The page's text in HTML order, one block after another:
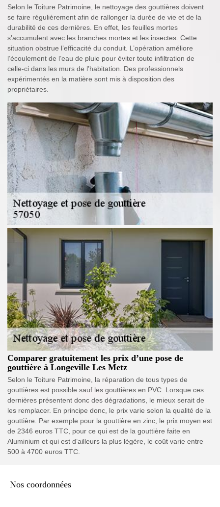
Selon le Toiture Patrimoine, le nettoyage des gouttières doivent
se faire régulièrement afin de rallonger la durée de vie et de la
durabilité de ces dernières. En effet, les feuilles mortes
s’accumulent avec les branches mortes et les insectes. Cette
situation obstrue l’efficacité du conduit. L’opération améliore
l’écoulement de l’eau de pluie pour éviter toute infiltration de
celle-ci dans les murs de l’habitation. Des professionnels
expérimentés en la matière sont mis à disposition des
propriétaires.
Comparer gratuitement les prix d’une pose de
gouttière à Longeville Les Metz
Selon le Toiture Patrimoine, la réparation de tous types de
gouttières est possible sauf les gouttières en PVC. Lorsque ces
dernières présentent donc des dégradations, le mieux serait de
les remplacer. En principe donc, le prix varie selon la qualité de la
gouttière. Par exemple pour la gouttière en zinc, le prix moyen est
de 2346 euros TTC, pour ce qui est de la gouttière faite en
Aluminium et qui est d’ailleurs la plus légère, le coût varie entre
500 à 4700 euros TTC.
Nos coordonnées